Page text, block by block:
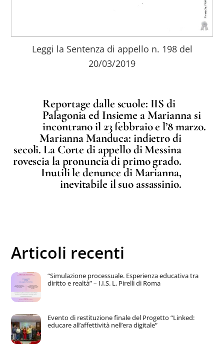
Leggi la Sentenza di appello n. 198 del
20/03/2019
Reportage dalle scuole: IIS di
Palagonia ed Insieme a Marianna si
incontrano il 23 febbraio e l’8 marzo.
Marianna Manduca: indietro di
secoli. La Corte di appello di Messina
rovescia la pronuncia di primo grado.
Inutili le denunce di Marianna,
inevitabile il suo assassinio.
Articoli recenti
“Simulazione processuale. Esperienza educativa tra
diritto e realtà” – I.I.S. L. Pirelli di Roma
Evento di restituzione finale del Progetto “Linked:
educare all’affettività nell’era digitale”